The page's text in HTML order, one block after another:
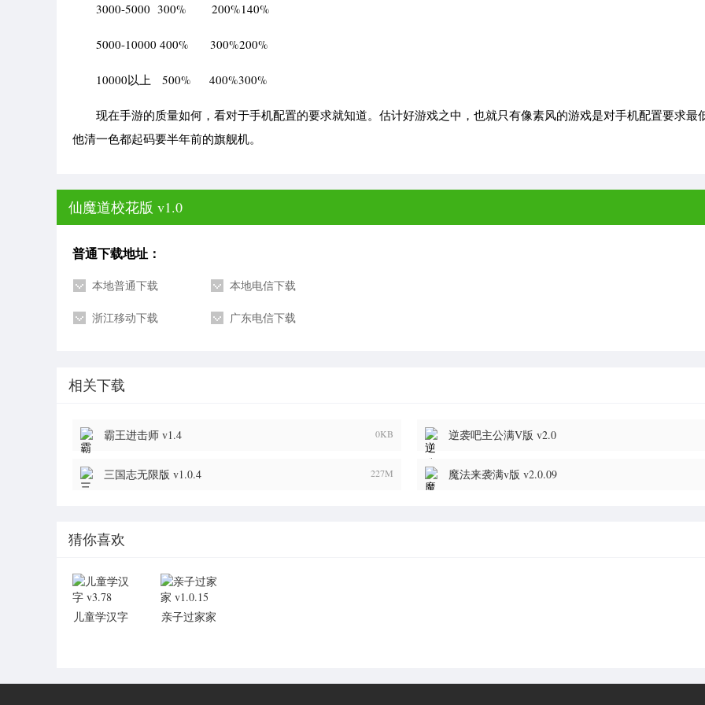
3000-5000 300% 200%140%
5000-10000 400% 300%200%
10000以上 500% 400%300%
现在手游的质量如何，看对于手机配置的要求就知道。估计好游戏之中，也就只有像素风的游戏是对手机配置要求最
他清一色都起码要半年前的旗舰机。
仙魔道校花版 v1.0
普通下载地址：
本地普通下载 本地电信下载
浙江移动下载 广东电信下载
相关下载
霸王进击师 v1.4 0KB 逆袭吧主公满V版 v2.0
三国志无限版 v1.0.4 227M 魔法来袭满v版 v2.0.09
猜你喜欢
儿童学汉字
亲子过家家